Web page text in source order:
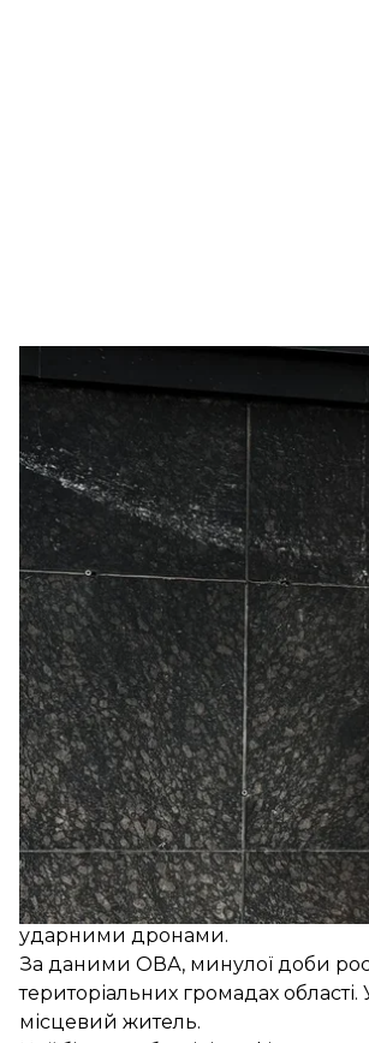
Війська рф знову обстріляли
Про це повідомив
начальник
За його словами, уранці 10
адміністрації в центрі Сум.
Григоров додав, що ворог
намагаючись тиснути та
Зазначимо, що 25, 26 та 30 липня
ударними дронами.
За даними ОВА, минулої доби
територіальних громадах
місцевий житель.